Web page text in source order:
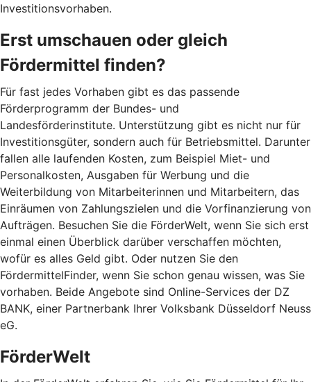
Investitionsvorhaben.
Erst umschauen oder gleich
Fördermittel finden?
Für fast jedes Vorhaben gibt es das passende
Förderprogramm der Bundes- und
Landesförderinstitute. Unterstützung gibt es nicht nur für
Investitionsgüter, sondern auch für Betriebsmittel. Darunter
fallen alle laufenden Kosten, zum Beispiel Miet- und
Personalkosten, Ausgaben für Werbung und die
Weiterbildung von Mitarbeiterinnen und Mitarbeitern, das
Einräumen von Zahlungszielen und die Vorfinanzierung von
Aufträgen. Besuchen Sie die FörderWelt, wenn Sie sich erst
einmal einen Überblick darüber verschaffen möchten,
wofür es alles Geld gibt. Oder nutzen Sie den
FördermittelFinder, wenn Sie schon genau wissen, was Sie
vorhaben. Beide Angebote sind Online-Services der DZ
BANK, einer Partnerbank Ihrer Volksbank Düsseldorf Neuss
eG.
FörderWelt